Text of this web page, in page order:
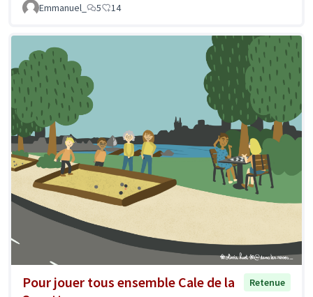
Emmanuel_ 5 14
Pour jouer tous ensemble Cale de la
Retenue